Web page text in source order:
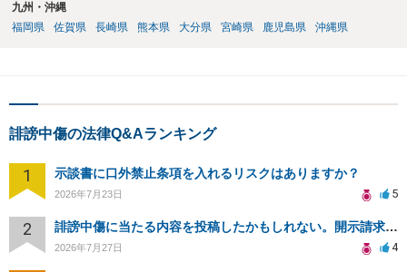
九州・沖縄
福岡県
佐賀県 長崎県 熊本県 大分県 宮崎県 鹿児島県 沖縄県
誹謗中傷の法律Q&Aランキング
1 示談書に口外禁止条項を入れるリスクはありますか？
2026年7月23日 5
2 誹謗中傷に当たる内容を投稿したかもしれない。開示請求や民事刑事裁判に発展しうるのか教えて欲しい。
2026年7月27日 4